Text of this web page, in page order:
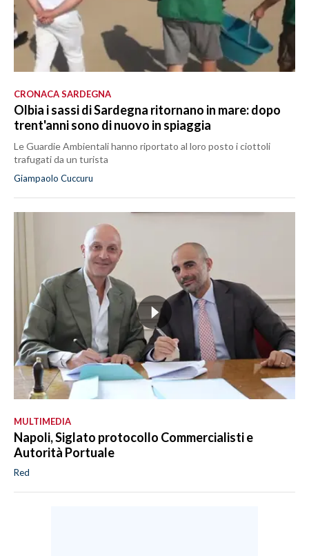
CRONACA SARDEGNA
Olbia i sassi di Sardegna ritornano in mare: dopo
trent'anni sono di nuovo in spiaggia
Le Guardie Ambientali hanno riportato al loro posto i ciottoli
trafugati da un turista
Giampaolo Cuccuru
MULTIMEDIA
Napoli, Siglato protocollo Commercialisti e
Autorità Portuale
Red